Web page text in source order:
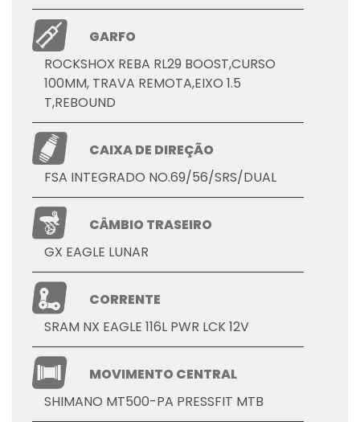
GARFO
ROCKSHOX REBA RL29 BOOST,CURSO
100MM, TRAVA REMOTA,EIXO 1.5
T,REBOUND
CAIXA DE DIREÇÃO
FSA INTEGRADO NO.69/56/SRS/DUAL
CÂMBIO TRASEIRO
GX EAGLE LUNAR
CORRENTE
SRAM NX EAGLE 116L PWR LCK 12V
MOVIMENTO CENTRAL
SHIMANO MT500-PA PRESSFIT MTB